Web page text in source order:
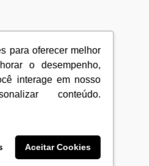
para oferecer melhor
o desempenho,
interage em nosso
conteúdo.
Aceitar Cookies